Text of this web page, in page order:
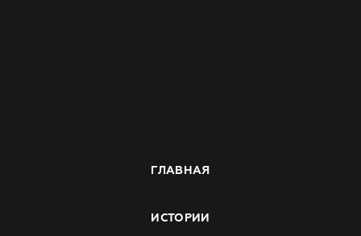
ГЛАВНАЯ
ИСТОРИИ